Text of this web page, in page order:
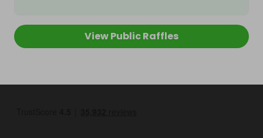
View Public Raffles